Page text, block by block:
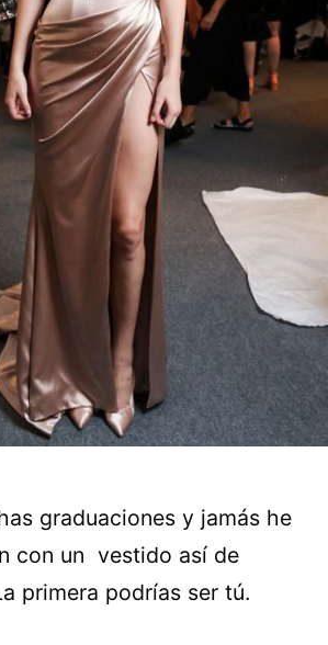
graduaciones y jamás he
con un vestido así de
primera podrías ser tú.